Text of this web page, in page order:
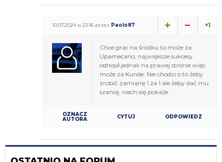
10.07.2024 o 23:16 przez Paolo87 +1
Chce grac na środku to może za
Upamecano, największe sukcesy
odnosił jednak na prawej stronie więc
może za Kunde. Nie chodzi o to żeby
zrobić zamianę 1 za 1 ale żeby dać mu
szansę, niech się pokaże.
OZNACZ
AUTORA CYTUJ ODPOWIEDZ